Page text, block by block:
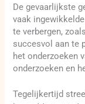
De gevaarlijkste
vaak
te verbergen,
succesvol aan te
het onderzoeken
onderzoeken en
Tegelijkertijd